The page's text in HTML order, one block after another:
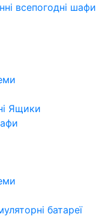
всепогодні шафи
Ящики
батареї